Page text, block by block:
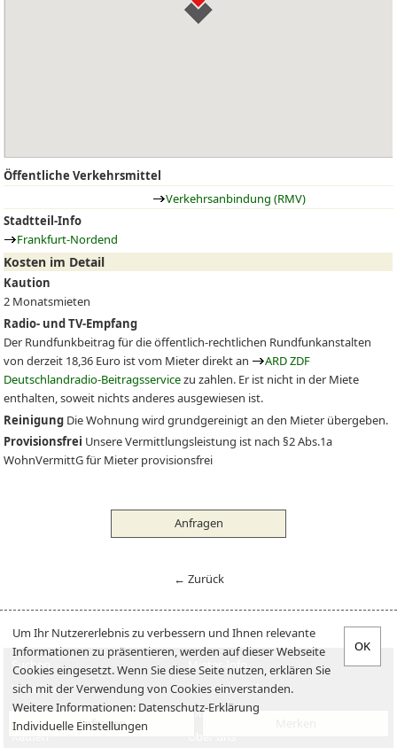
Anfragen
Öffentliche Verkehrsmittel
Verkehrsanbindung (RMV)
Stadtteil-Info
Frankfurt-Nordend
Kosten im Detail
Kaution
2 Monatsmieten
Radio- und TV-Empfang
Der Rundfunkbeitrag für die öffentlich-rechtlichen Rundfunkanstalten
von derzeit 18,36 Euro ist vom Mieter direkt an
ARD ZDF
Deutschlandradio-Beitragsservicezu zahlen. Er ist nicht in der Miete
enthalten, soweit nichts anderes ausgewiesen ist.
Reinigung Die Wohnung wird grundgereinigt an den Mieter übergeben.
Provisionsfrei Unsere Vermittlungsleistung ist nach §2 Abs.1a
WohnVermittG für Mieter provisionsfrei
Anfragen
← Zurück
Suchen
Mieter-Info
Vermieten
Vermieter-Info
Verkaufen
Jobs
Um Ihr Nutzererlebnis zu verbessern und Ihnen relevante
Informationen zu präsentieren, werden auf dieser Webseite
Cookies eingesetzt. Wenn Sie diese Seite nutzen, erklären Sie
sich mit der Verwendung von Cookies einverstanden.
Weitere Informationen: Datenschutz-Erklärung
Individuelle Einstellungen